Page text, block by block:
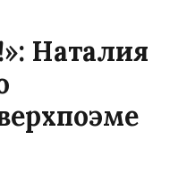
Наталия